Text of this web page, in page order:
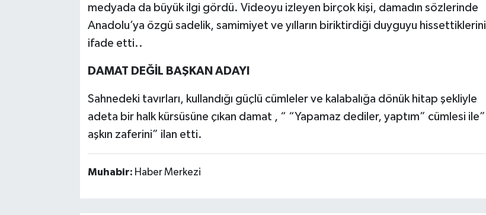
medyada da büyük ilgi gördü. Videoyu izleyen birçok kişi, damadın sözlerinde
Anadolu’ya özgü sadelik, samimiyet ve yılların biriktirdiği duyguyu hissettiklerini
ifade etti..
DAMAT DEĞİL BAŞKAN ADAYI
Sahnedeki tavırları, kullandığı güçlü cümleler ve kalabalığa dönük hitap şekliyle
adeta bir halk kürsüsüne çıkan damat , “ “Yapamaz dediler, yaptım” cümlesi ile”
aşkın zaferini” ilan etti.
Muhabir: Haber Merkezi